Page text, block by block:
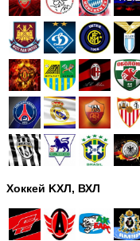
Хоккей KХЛ, ВХЛ